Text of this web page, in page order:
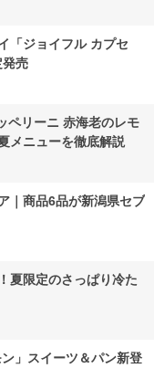
「ジョイフル カプセ
発売
ペリーニ 赤海老のレモ
メニューを徹底解説
｜商品6品が新潟県セブ
夏限定のさっぱり冷た
」スイーツ＆パン新登